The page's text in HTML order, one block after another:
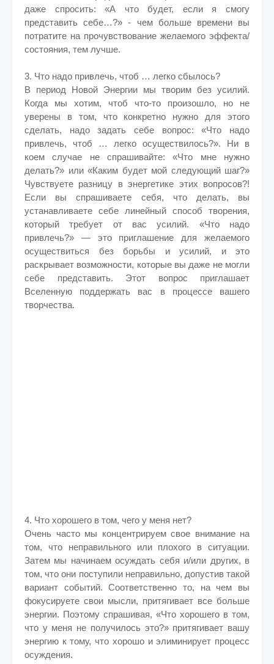
даже спросить: «А что будет, если я смогу
представить себе…?» - чем больше времени вы
потратите на прочувствование желаемого эффекта/
состояния, тем лучше.
3. Что надо привлечь, чтоб … легко сбылось?
В период Новой Энергии мы творим без усилий.
Когда мы хотим, чтоб что-то произошло, но не
уверены в том, что конкретно нужно для этого
сделать, надо задать себе вопрос: «Что надо
привлечь, чтоб … легко осуществилось?». Ни в
коем случае не спрашивайте: «Что мне нужно
делать?» или «Каким будет мой следующий шаг?»
Чувствуете разницу в энергетике этих вопросов?!
Если вы спрашиваете себя, что делать, вы
устанавливаете себе линейный способ творения,
который требует от вас усилий. «Что надо
привлечь?» — это приглашение для желаемого
осуществиться без борьбы и усилий, и это
раскрывает возможности, которые вы даже не могли
себе представить. Этот вопрос приглашает
Вселенную поддержать вас в процессе вашего
творчества.
4. Что хорошего в том, чего у меня нет?
Очень часто мы концентрируем свое внимание на
том, что неправильного или плохого в ситуации.
Затем мы начинаем осуждать себя и/или других, в
том, что они поступили неправильно, допустив такой
вариант событий. Соответственно то, на чем вы
фокусируете свои мысли, притягивает все больше
энергии. Поэтому спрашивая, «Что хорошего в том,
что у меня не получилось это?» притягивает вашу
энергию к тому, что хорошо и элиминирует процесс
осуждения.